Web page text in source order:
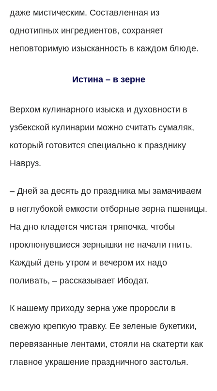
даже мистическим. Составленная из
однотипных ингредиентов, сохраняет
неповторимую изысканность в каждом блюде.
Истина – в зерне
Верхом кулинарного изыска и духовности в
узбекской кулинарии можно считать сумаляк,
который готовится специально к празднику
Навруз.
– Дней за десять до праздника мы замачиваем
в неглубокой емкости отборные зерна пшеницы.
На дно кладется чистая тряпочка, чтобы
проклюнувшиеся зернышки не начали гнить.
Каждый день утром и вечером их надо
поливать, – рассказывает Ибодат.
К нашему приходу зерна уже проросли в
свежую крепкую травку. Ее зеленые букетики,
перевязанные лентами, стояли на скатерти как
главное украшение праздничного застолья.